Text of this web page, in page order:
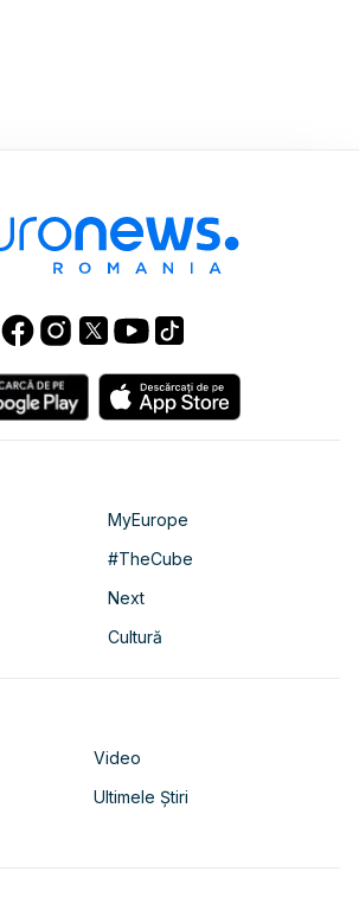
MyEurope
#TheCube
Next
Cultură
Video
Ultimele Știri